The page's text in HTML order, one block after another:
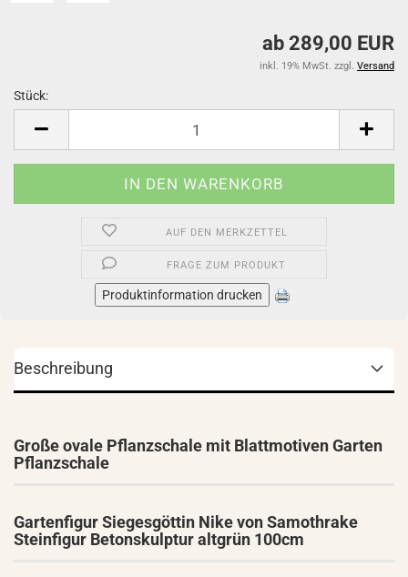
ab 289,00 EUR
inkl. 19% MwSt. zzgl. Versand
Stück:
AUF DEN MERKZETTEL
FRAGE ZUM PRODUKT
Produktinformation drucken
Beschreibung
Große ovale Pflanzschale mit Blattmotiven Garten
Pflanzschale
Gartenfigur Siegesgöttin Nike von Samothrake
Steinfigur Betonskulptur altgrün 100cm